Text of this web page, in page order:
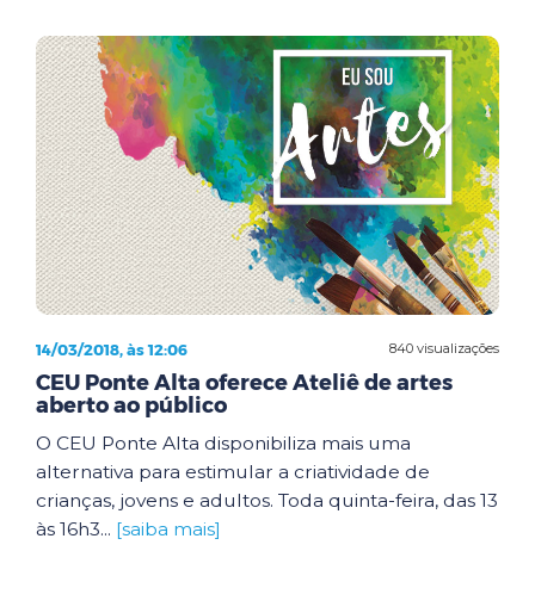
840 visualizações
14/03/2018, às 12:06
CEU Ponte Alta oferece Ateliê de artes
aberto ao público
O CEU Ponte Alta disponibiliza mais uma
alternativa para estimular a criatividade de
crianças, jovens e adultos. Toda quinta-feira, das 13
às 16h3... [saiba mais]